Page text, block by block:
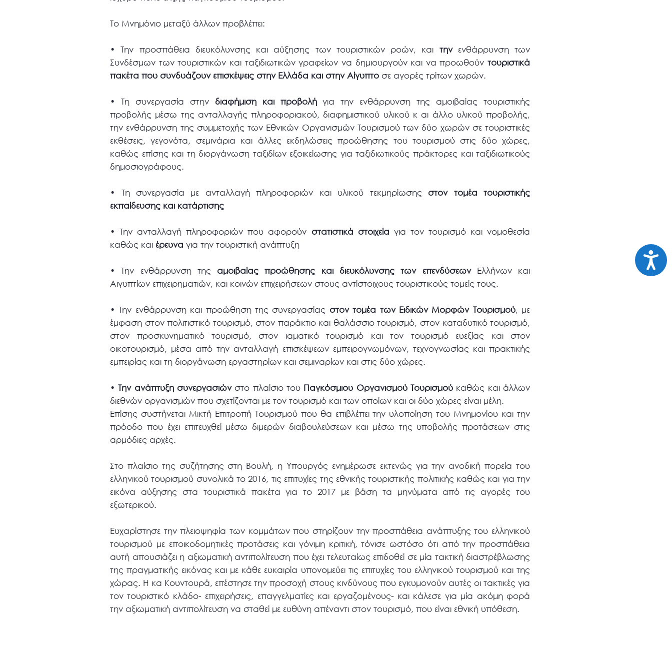
Το Μνημόνιο μεταξύ άλλων προβλέπει:
• Tην προσπάθεια διευκόλυνσης και αύξησης των τουριστικών ροών, και την ενθάρρυνση των
Συνδέσμων των τουριστικών και ταξιδιωτικών γραφείων να δημιουργούν και να προωθούντουριστικά
πακέτα που συνδυάζουν επισκέψεις στην Ελλάδα και στην Αίγυπτο σε αγορές τρίτων χωρών.
• Τη συνεργασία στην διαφήμιση και προβολήγια την ενθάρρυνση της αμοιβαίας τουριστικής
προβολής μέσω της ανταλλαγής πληροφοριακού, διαφημιστικού υλικού κ αι άλλο υλικού προβολής,
την ενθάρρυνση της συμμετοχής των Εθνικών Οργανισμών Τουρισμού των δύο χωρών σε τουριστικές
εκθέσεις, γεγονότα, σεμινάρια και άλλες εκδηλώσεις προώθησης του τουρισμού στις δύο χώρες,
καθώς επίσης και τη διοργάνωση ταξιδίων εξοικείωσης για ταξιδιωτικούς πράκτορες και ταξιδιωτικούς
δημοσιογράφους.
• Τη συνεργασία με ανταλλαγή πληροφοριών και υλικού τεκμηρίωσηςστον τομέα τουριστικής
εκπαίδευσης και κατάρτισης
• Την ανταλλαγή πληροφοριών που αφορούν στατιστικά στοιχεία για τον τουρισμό και νομοθεσία
καθώς και έρευναγια την τουριστική ανάπτυξη
• Την ενθάρρυνση της αμοιβαίας προώθησης και διευκόλυνσης των επενδύσεωνΕλλήνων και
Αιγυπτίων επιχειρηματιών, και κοινών επιχειρήσεων στους αντίστοιχους τουριστικούς τομείς τους.
• Την ενθάρρυνση και προώθηση της συνεργασίας στον τομέα των Ειδικών Μορφών Τουρισμού, με
έμφαση στον πολιτιστικό τουρισμό, στον παράκτιο και θαλάσσιο τουρισμό, στον καταδυτικό τουρισμό,
στον προσκυνηματικό τουρισμό, στον ιαματικό τουρισμό και τον τουρισμό ευεξίας και στον
οικοτουρισμό, μέσα από την ανταλλαγή επισκέψεων εμπειρογνωμόνων, τεχνογνωσίας και πρακτικής
εμπειρίας και τη διοργάνωση εργαστηρίων και σεμιναρίων και στις δύο χώρες.
• Την ανάπτυξη συνεργασιώνστο πλαίσιο του Παγκόσμιου Οργανισμού Τουρισμού καθώς και άλλων
διεθνών οργανισμών που σχετίζονται με τον τουρισμό και των οποίων και οι δύο χώρες είναι μέλη.
Επίσης συστήνεται Μικτή Επιτροπή Τουρισμού που θα επιβλέπει την υλοποίηση του Μνημονίου και την
πρόοδο που έχει επιτευχθεί μέσω διμερών διαβουλεύσεων και μέσω της υποβολής προτάσεων στις
αρμόδιες αρχές.
Στο πλαίσιο της συζήτησης στη Βουλή, η Υπουργός ενημέρωσε εκτενώς για την ανοδική πορεία του
ελληνικού τουρισμού συνολικά το 2016, τις επιτυχίες της εθνικής τουριστικής πολιτικής καθώς και για την
εικόνα αύξησης στα τουριστικά πακέτα για το 2017 με βάση τα μηνύματα από τις αγορές του
εξωτερικού.
Ευχαρίστησε την πλειοψηφία των κομμάτων που στηρίζουν την προσπάθεια ανάπτυξης του ελληνικού
τουρισμού με εποικοδομητικές προτάσεις και γόνιμη κριτική, τόνισε ωστόσο ότι από την προσπάθεια
αυτή απουσιάζει η αξιωματική αντιπολίτευση που έχει τελευταίως επιδοθεί σε μία τακτική διαστρέβλωσης
της πραγματικής εικόνας και με κάθε ευκαιρία υπονομεύει τις επιτυχίες του ελληνικού τουρισμού και της
χώρας. Η κα Κουντουρά, επέστησε την προσοχή στους κινδύνους που εγκυμονούν αυτές οι τακτικές για
τον τουριστικό κλάδο- επιχειρήσεις, επαγγελματίες και εργαζομένους- και κάλεσε για μία ακόμη φορά
την αξιωματική αντιπολίτευση να σταθεί με ευθύνη απέναντι στον τουρισμό, που είναι εθνική υπόθεση.